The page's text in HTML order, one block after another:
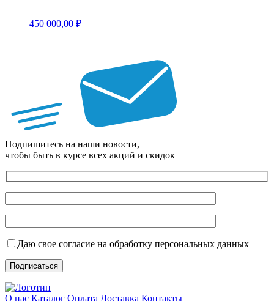
450 000,00 ₽
Подпишитесь на наши новости,
чтобы быть в курсе всех акций и скидок
Даю свое согласие на обработку персональных данных
О нас Каталог Оплата Доставка Контакты